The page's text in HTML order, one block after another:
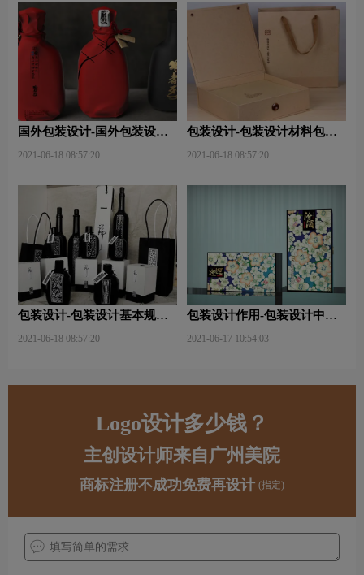
国外包装设计-国外包装设计
2021-06-18 08:57:20
包装设计-包装设计材料包含
2021-06-18 08:57:20
包装设计-包装设计基本规律
2021-06-18 08:57:20
包装设计作用-包装设计中文
2021-06-17 10:54:03
Logo设计多少钱？
主创设计师来自广州美院
商标注册不成功免费再设计 (指定)